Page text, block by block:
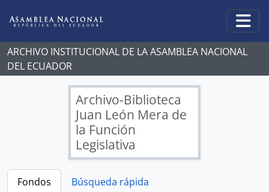
ARCHIVO INSTITUCIONAL DE LA ASAMBLEA NACIONAL
DEL ECUADOR
Archivo-Biblioteca
Juan León Mera de
la Función
Legislativa
Fondos
Búsqueda rápida